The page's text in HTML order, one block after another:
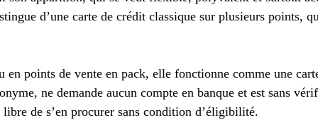
d’une carte de crédit classique sur plusieurs points,
en points de vente en pack, elle fonctionne comme une
ne demande aucun compte en banque et est sans
libre de s’en procurer sans condition d’éligibilité.